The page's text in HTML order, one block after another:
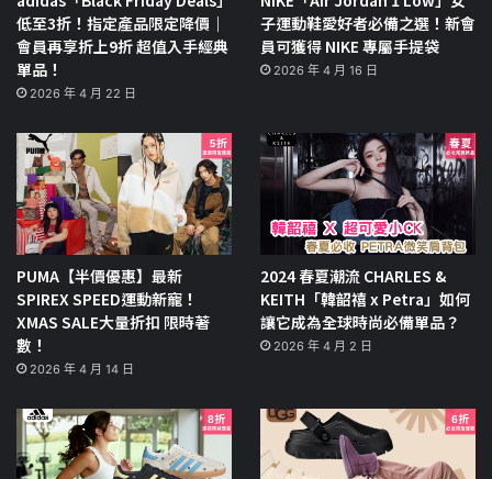
低至3折！指定產品限定降價｜
會員再享折上9折 超值入手經典
單品！
2026 年 4 月 22 日
子運動鞋愛好者必備之選！新會
員可獲得 NIKE 專屬手提袋
2026 年 4 月 16 日
PUMA【半價優惠】最新
SPIREX SPEED運動新寵！
XMAS SALE大量折扣 限時著
數！
2026 年 4 月 14 日
2024 春夏潮流 CHARLES &
KEITH「韓韶禧 x Petra」如何
讓它成為全球時尚必備單品？
2026 年 4 月 2 日